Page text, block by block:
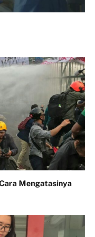
Mengatasinya